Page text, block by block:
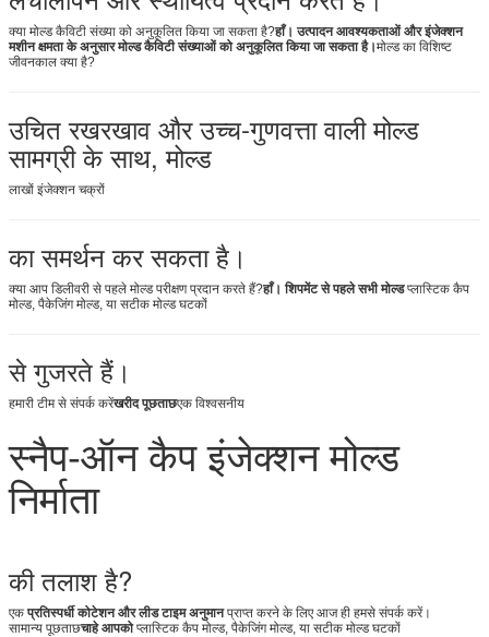
क्या मोल्ड कैविटी संख्या को अनुकूलित किया जा सकता है?हाँ। उत्पादन आवश्यकताओं और इंजेक्शन
मशीन क्षमता के अनुसार मोल्ड कैविटी संख्याओं को अनुकूलित किया जा सकता है।मोल्ड का विशिष्ट
जीवनकाल क्या है?
उचित रखरखाव और उच्च-गुणवत्ता वाली मोल्ड
सामग्री के साथ, मोल्ड
लाखों इंजेक्शन चक्रों
का समर्थन कर सकता है।
क्या आप डिलीवरी से पहले मोल्ड परीक्षण प्रदान करते हैं?हाँ। शिपमेंट से पहले सभी मोल्डप्लास्टिक कैप
मोल्ड, पैकेजिंग मोल्ड, या सटीक मोल्ड घटकों
से गुजरते हैं।
हमारी टीम से संपर्क करेंखरीद पूछताछएक विश्वसनीय
स्नैप-ऑन कैप इंजेक्शन मोल्ड
निर्माता
की तलाश है?
एक प्रतिस्पर्धी कोटेशन और लीड टाइम अनुमानप्राप्त करने के लिए आज ही हमसे संपर्क करें।
सामान्य पूछताछचाहे आपकोप्लास्टिक कैप मोल्ड, पैकेजिंग मोल्ड, या सटीक मोल्ड घटकों